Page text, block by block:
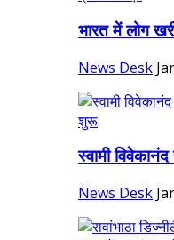
भारत में लोग
News Desk
स्वामी
News Desk